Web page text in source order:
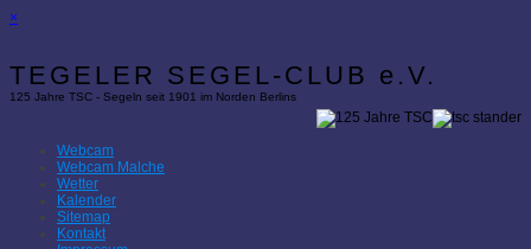
×
TEGELER SEGEL-CLUB e.V.
125 Jahre TSC - Segeln seit 1901 im Norden Berlins
Webcam
Webcam Malche
Wetter
Kalender
Sitemap
Kontakt